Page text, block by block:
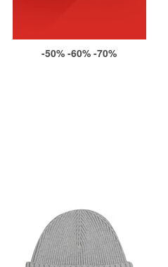
-50% -60% -70%